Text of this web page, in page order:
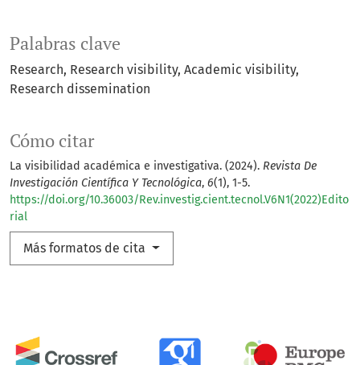
Palabras clave
Research Research visibility Academic visibility
Research dissemination
Cómo citar
La visibilidad académica e investigativa. (2024). Revista De
Investigación Científica Y Tecnológica, 6(1), 1-5.
https://doi.org/10.36003/Rev.investig.cient.tecnol.V6N1(2022)Edito
rial
Más formatos de cita